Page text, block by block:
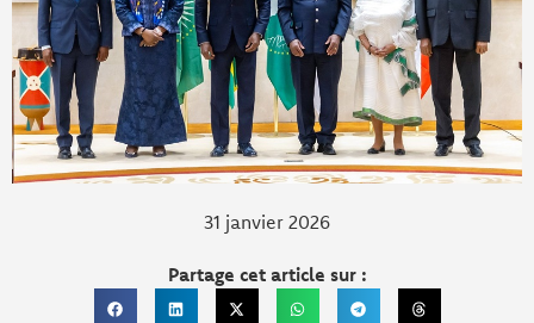
31 janvier 2026
Partage cet article sur :